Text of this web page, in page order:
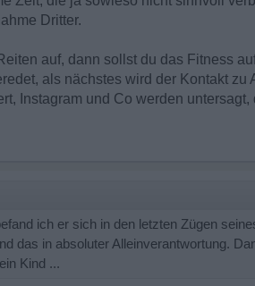
Dritter.
auf, dann sollst du das Fitness
als nächstes wird der Kontakt zu
Instagram und Co werden
ich er sich in den letzten Zügen
das in absoluter Alleinverantwortung.
Kind ...